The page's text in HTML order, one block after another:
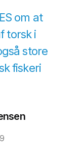
om at
torsk i
store
fiskeri